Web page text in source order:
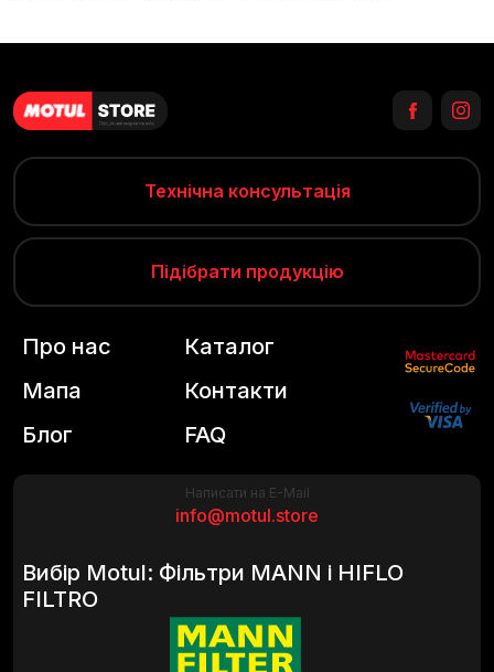
Технічна консультація
Підібрати продукцію
Написати на E-Mail
info@motul.store
Вибір Motul: Фільтри MANN і HIFLO
FILTRO
Про нас
Мапа
Блог
Каталог
Контакти
FAQ